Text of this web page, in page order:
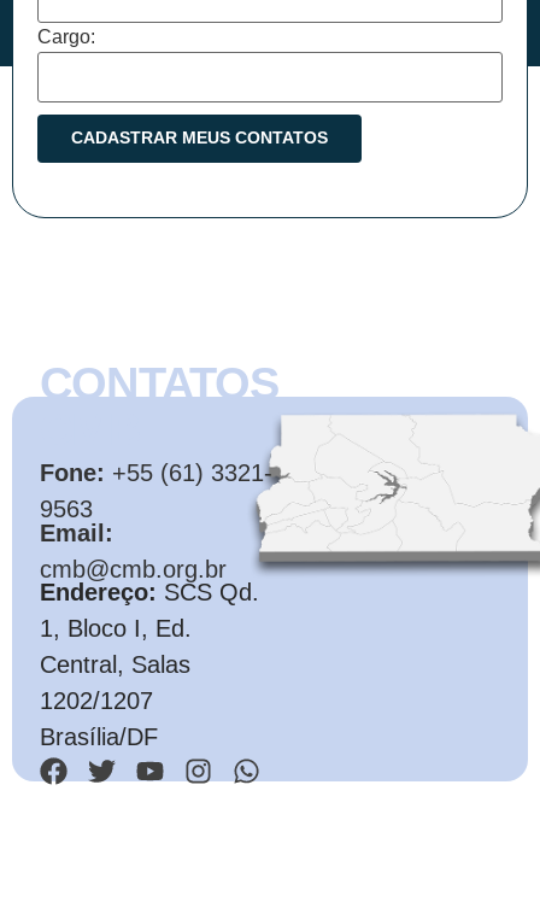
Cargo:
CONTATOS
Fone: +55 (61) 3321-
9563
Email:
cmb@cmb.org.br
Endereço: SCS Qd.
1, Bloco I, Ed.
Central, Salas
1202/1207
Brasília/DF